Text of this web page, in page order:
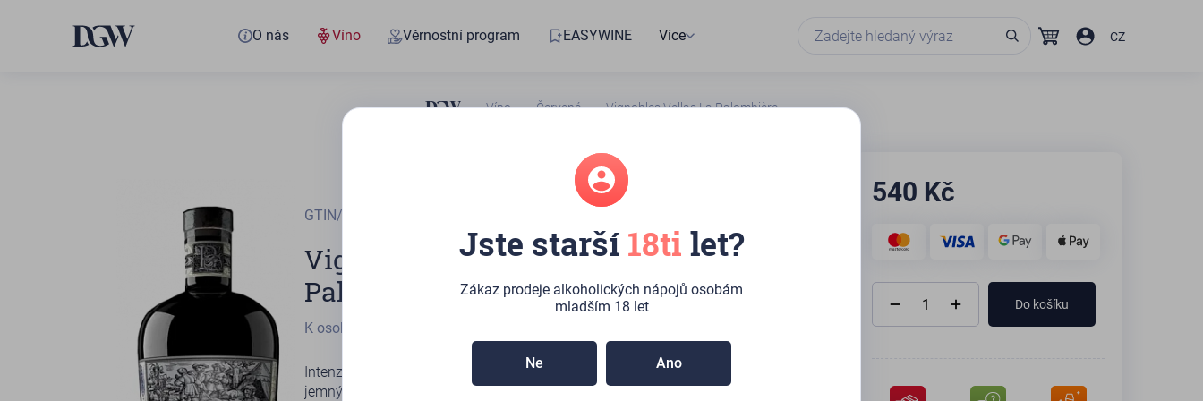
O nás Víno Věrnostní program EASYWINE Více CZ
Víno Červené Vignobles Vellas La Palombière
GTIN/EAN
Vignobles Vellas La
Palombière
K osobnímu odběru:
Intenzivní a tmavá barva. Aromatická vůně červených a černých bobulí s
jemným závěrem květů garrigue. Bohaté a plné chuťové pohárky se
540 Kč
Do košíku
Jste starší 18ti let?
Zákaz prodeje alkoholických nápojů osobám
mladším 18 let
Ne Ano